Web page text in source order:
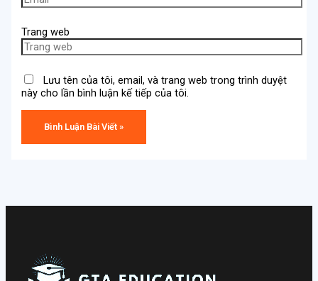
Trang web
Lưu tên của tôi, email, và trang web trong trình duyệt
này cho lần bình luận kế tiếp của tôi.